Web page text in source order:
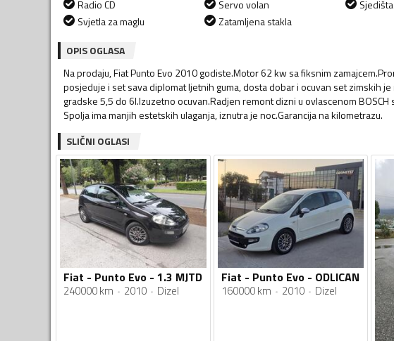
Radio CD
Svjetla za maglu
Servo volan
Zatamljena stakla
OPIS OGLASA
Na prodaju, Fiat Punto Evo 2010 godiste.Motor 62 kw sa fiksnim
posjeduje i set sava diplomat ljetnih guma, dosta dobar i ocuvan set zimskih
gradske 5,5 do 6l.Izuzetno ocuvan.Radjen remont dizni u ovlascenom BOSCH
Spolja ima manjih estetskih ulaganja, iznutra je noc.Garancija na kilometrazu.
SLIČNI OGLASI
Fiat - Punto Evo - 1.3 MJTD
240000 km 2010 Dizel
Fiat - Punto Evo - ODLICAN
160000 km 2010 Dizel